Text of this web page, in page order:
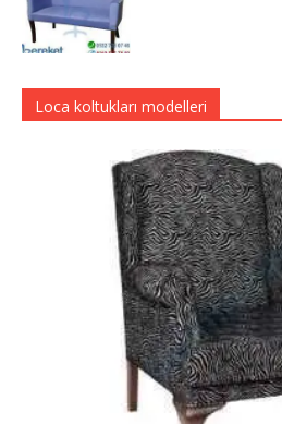
Loca koltukları modelleri